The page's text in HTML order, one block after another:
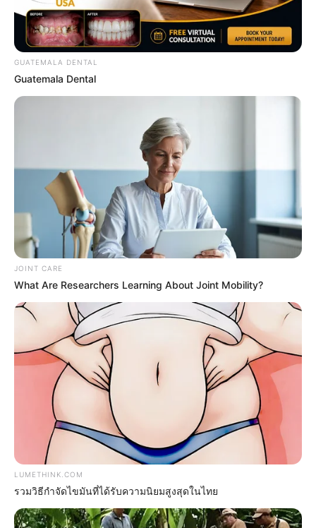
$25,000 In Personal Debt? The Legal Settlement
Loophole Nobody Mentions
JG WENTWORTH
Why Are More Adults Experiencing Joint Stiffness?
JOINT CARE
Paying $500/Mo In Debt Interest? You Are Getting
Ruthlessly Fleeced
GUATEMALA DENTAL
Guatemala Dental
JOINT CARE
What Are Researchers Learning About Joint Mobility?
LUMETHINK.COM
รวมวิธีกำจัดไขมันที่ได้รับความนิยมสูงสุดในไทย